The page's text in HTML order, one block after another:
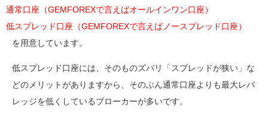
通常口座（GEMFOREXで言えばオールインワン口座）
低スプレッド口座（GEMFOREXで言えばノースプレッド口座）
を用意しています。
低スプレッド口座には、そのものズバリ「スプレッドが狭い」な
どのメリットがありますから、そのぶん通常口座よりも最大レバ
レッジを低くしているブローカーが多いです。